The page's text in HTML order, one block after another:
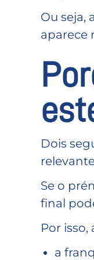
Ou seja,
aparece
Dois
Se o
final
Por
a